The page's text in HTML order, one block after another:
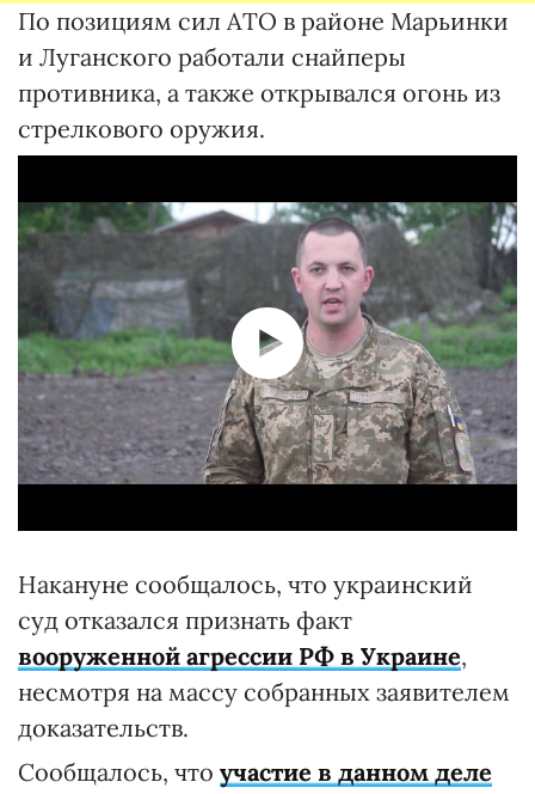
По позициям сил АТО в районе Марьинки
и Луганского работали снайперы
противника, а также открывался огонь из
стрелкового оружия.
Накануне сообщалось, что украинский
суд отказался признать факт
вооруженной агрессии РФ в Украине,
несмотря на массу собранных заявителем
доказательств.
Сообщалось, что участие в данном деле